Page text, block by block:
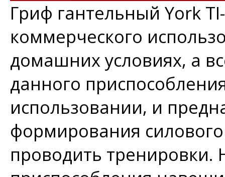
Гриф гантельный York
коммерческого
домашних условиях, а
данного
использовании, и
формирования
проводить тренировки.